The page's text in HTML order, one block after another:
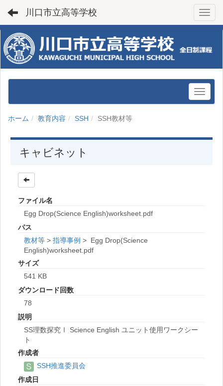
川口市立高等学校
ホーム 教育内容 SSH SSH教材等
キャビネット
ファイル名
Egg Drop(Science English)worksheet.pdf
パス
教材等 > 指導事例 > Egg Drop(Science
English)worksheet.pdf
サイズ
541 KB
ダウンロード回数
78
説明
SS理数探究Ⅰ Science English ユニット使用ワークシー
ト
作成者
SSH推進委員会
作成日